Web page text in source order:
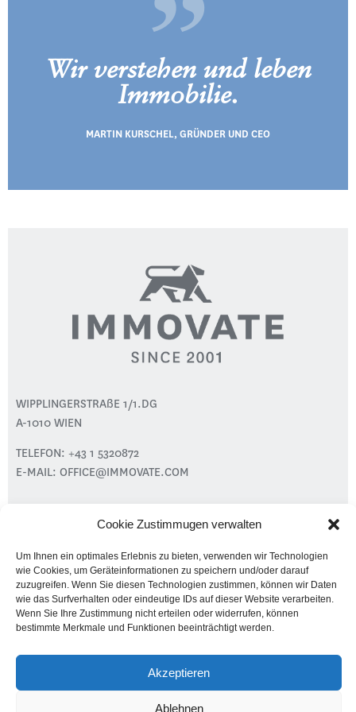
Cookie Zustimmugen verwalten
Um Ihnen ein optimales Erlebnis zu bieten, verwenden wir Technologien
wie Cookies, um Geräteinformationen zu speichern und/oder darauf
zuzugreifen. Wenn Sie diesen Technologien zustimmen, können wir Daten
wie das Surfverhalten oder eindeutige IDs auf dieser Website verarbeiten.
Wenn Sie Ihre Zustimmung nicht erteilen oder widerrufen, können
bestimmte Merkmale und Funktionen beeinträchtigt werden.
Akzeptieren
Ablehnen
Wir verstehen und leben
Immobilie.
MARTIN KURSCHEL, GRÜNDER UND CEO
WIPPLINGERSTRAßE 1/1.DG
A-1010 WIEN
TELEFON: +43 1 5320872
E-MAIL: OFFICE@IMMOVATE.COM
LEISTUNGEN
ÜBER UNS
PRESSE
KONTAKT
© IMMOVATE REALITA GMBH
DATENSCHUTZ